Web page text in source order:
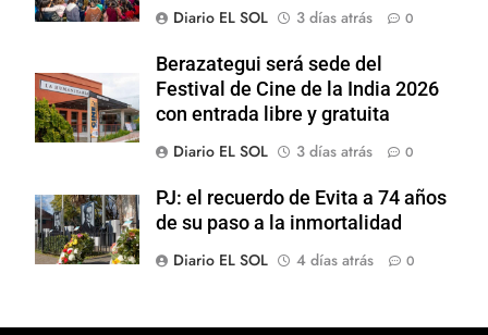
Diario EL SOL
3 días atrás 0
Berazategui será sede del
Festival de Cine de la India 2026
con entrada libre y gratuita
Diario EL SOL
3 días atrás 0
PJ: el recuerdo de Evita a 74 años
de su paso a la inmortalidad
Diario EL SOL
4 días atrás 0